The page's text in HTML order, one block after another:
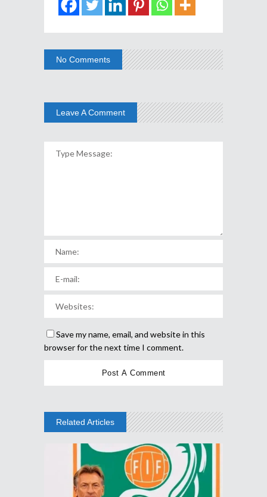
No Comments
Leave A Comment
Save my name, email, and website in this
browser for the next time I comment.
Related Articles